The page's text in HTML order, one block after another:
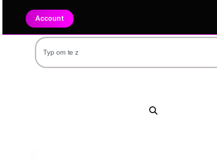
Account